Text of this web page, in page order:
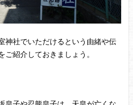
神社でいただけるという由緒や伝
紹介しておきましょう。